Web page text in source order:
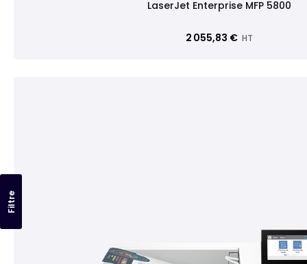
LaserJet Enterprise MFP 5800
2 055,83 € HT
Filtre